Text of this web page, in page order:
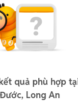
quả phù hợp
Đước, Long An